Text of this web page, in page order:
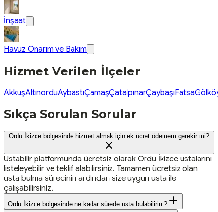
İnşaat
Havuz Onarım ve Bakım
Hizmet Verilen İlçeler
AkkuşAltınorduAybastıÇamaşÇatalpınarÇaybaşıFatsa
Sıkça Sorulan Sorular
Ordu İkizce bölgesinde hizmet almak için ek ücret ödemem gerekir mi?
Ustabilir platformunda ücretsiz olarak Ordu İkizce ustalarını
listeleyebilir ve teklif alabilirsiniz. Tamamen ücretsiz olan
usta bulma sürecinin ardından size uygun usta ile
çalışabilirsiniz.
Ordu İkizce bölgesinde ne kadar sürede usta bulabilirim?